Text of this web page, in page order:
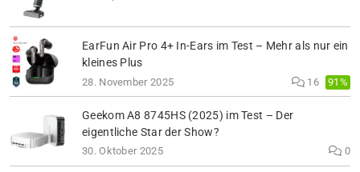
EarFun Air Pro 4+ In-Ears im Test – Mehr als nur ein
kleines Plus
28. November 2025 16 91%
Geekom A8 8745HS (2025) im Test – Der
eigentliche Star der Show?
30. Oktober 2025 0